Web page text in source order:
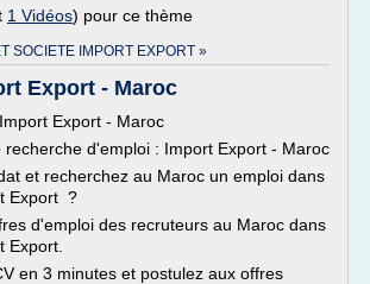
1 Vidéos) pour ce thème
SOCIETE IMPORT EXPORT »
Export - Maroc
Export - Maroc
recherche d'emploi : Import Export - Maroc
et recherchez au Maroc un emploi dans
Export ?
d'emploi des recruteurs au Maroc dans
Export.
en 3 minutes et postulez aux offres